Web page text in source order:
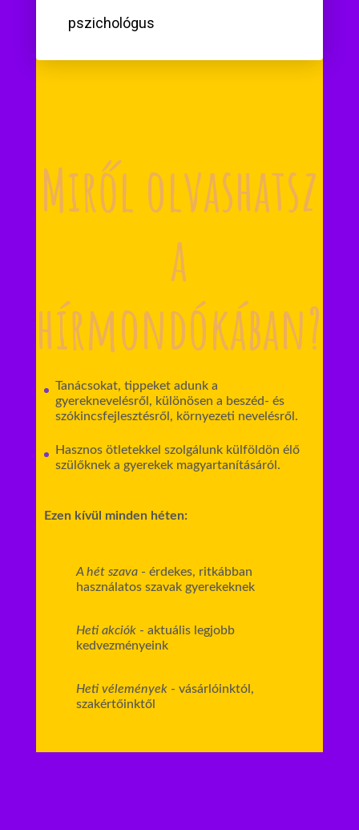
pszichológus
Miről olvashatsz
a
hírmondókában?
Tanácsokat, tippeket adunk a
gyereknevelésről, különösen a beszéd- és
szókincsfejlesztésről, környezeti nevelésről.
Hasznos ötletekkel szolgálunk külföldön élő
szülőknek a gyerekek magyartanításáról.
Ezen kívül minden héten:
A hét szava- érdekes, ritkábban
használatos szavak gyerekeknek
Heti akciók- aktuális legjobb
kedvezményeink
Heti vélemények- vásárlóinktól,
szakértőinktől